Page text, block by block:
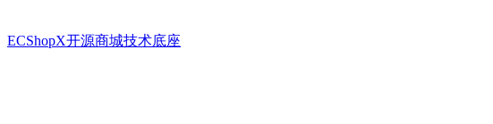
ECShopX开源商城技术底座